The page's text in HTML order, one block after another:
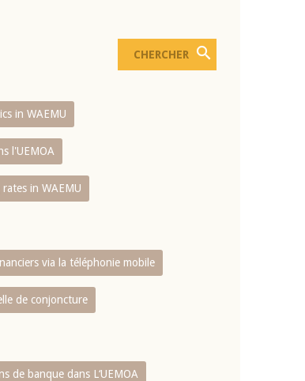
in WAEMU
l'UEMOA
in WAEMU
via la téléphonie mobile
de conjoncture
de banque dans L‘UEMOA